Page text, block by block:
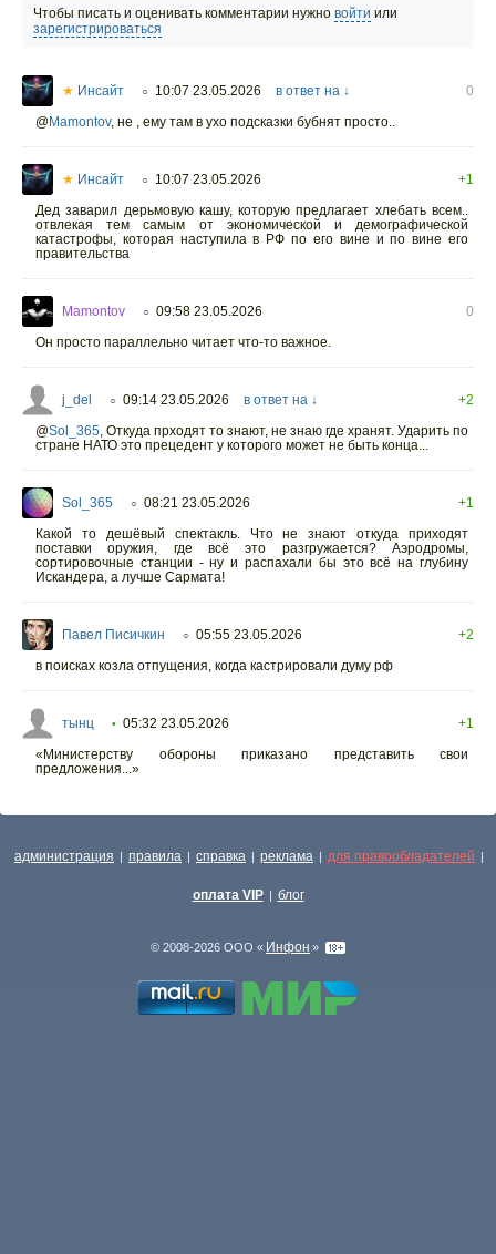
Чтобы писать и оценивать комментарии нужно войти или
зарегистрироваться
★ Инсайт ○ 10:07 23.05.2026 в ответ на ↓
0
@Mamontov, не , ему там в ухо подсказки бубнят просто..
★ Инсайт ○ 10:07 23.05.2026
+1
Дед заварил дерьмовую кашу, которую предлагает хлебать всем..
отвлекая тем самым от экономической и демографической
катастрофы, которая наступила в РФ по его вине и по вине его
правительства
Mamontov ○ 09:58 23.05.2026
0
Он просто параллельно читает что-то важное.
j_del ○ 09:14 23.05.2026 в ответ на ↓
+2
@Sol_365, Откуда прходят то знают, не знаю где хранят. Ударить по
стране НАТО это прецедент у которого может не быть конца...
Sol_365 ○ 08:21 23.05.2026
+1
Какой то дешёвый спектакль. Что не знают откуда приходят
поставки оружия, где всё это разгружается? Аэродромы,
сортировочные станции - ну и распахали бы это всё на глубину
Искандера, а лучше Сармата!
Павел Писичкин ○ 05:55 23.05.2026
+2
в поисках козла отпущения, когда кастрировали думу рф
тынц • 05:32 23.05.2026
+1
«Министерству обороны приказано представить свои
предложения...»
администрация | правила | справка | реклама | для правообладателей |
оплата VIP | блог
© 2008-2026 ООО « Инфон »